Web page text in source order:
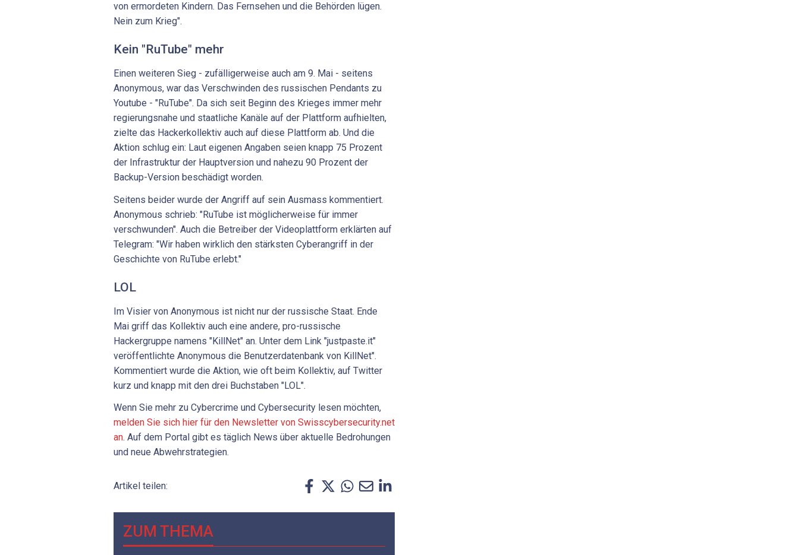
von ermordeten Kindern. Das Fernsehen und die Behörden lügen.
Nein zum Krieg".
Kein "RuTube" mehr
Einen weiteren Sieg - zufälligerweise auch am 9. Mai - seitens
Anonymous, war das Verschwinden des russischen Pendants zu
Youtube - "RuTube". Da sich seit Beginn des Krieges immer mehr
regierungsnahe und staatliche Kanäle auf der Plattform aufhielten,
zielte das Hackerkollektiv auch auf diese Plattform ab. Und die
Aktion schlug ein: Laut eigenen Angaben seien knapp 75 Prozent
der Infrastruktur der Hauptversion und nahezu 90 Prozent der
Backup-Version beschädigt worden.
Seitens beider wurde der Angriff auf sein Ausmass kommentiert.
Anonymous schrieb: "RuTube ist möglicherweise für immer
verschwunden". Auch die Betreiber der Videoplattform erklärten auf
Telegram: "Wir haben wirklich den stärksten Cyberangriff in der
Geschichte von RuTube erlebt."
LOL
Im Visier von Anonymous ist nicht nur der russische Staat. Ende
Mai griff das Kollektiv auch eine andere, pro-russische
Hackergruppe namens "KillNet" an. Unter dem Link "justpaste.it"
veröffentlichte Anonymous die Benutzerdatenbank von KillNet".
Kommentiert wurde die Aktion, wie oft beim Kollektiv, auf Twitter
kurz und knapp mit den drei Buchstaben "LOL".
Wenn Sie mehr zu Cybercrime und Cybersecurity lesen möchten,
melden Sie sich hier für den Newsletter von Swisscybersecurity.net
an. Auf dem Portal gibt es täglich News über aktuelle Bedrohungen
und neue Abwehrstrategien.
Artikel teilen:
ZUM THEMA